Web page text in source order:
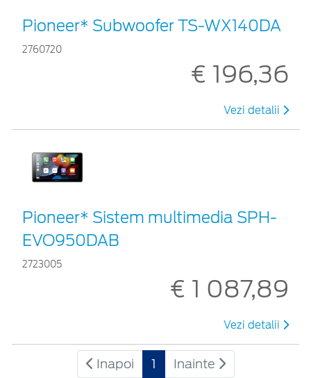
Pioneer* Subwoofer TS-WX140DA
2760720
€ 196,36
Vezi detalii
Pioneer* Sistem multimedia SPH-
EVO950DAB
2723005
€ 1 087,89
Vezi detalii
Inapoi 1 Inainte